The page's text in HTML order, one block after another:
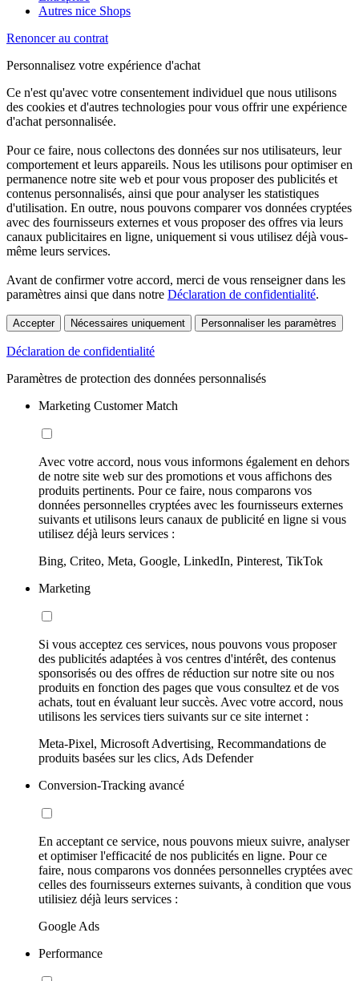
Autres nice Shops
Renoncer au contrat
Personnalisez votre expérience d'achat
Ce n'est qu'avec votre consentement individuel que nous utilisons
des cookies et d'autres technologies pour vous offrir une expérience
d'achat personnalisée.
Pour ce faire, nous collectons des données sur nos utilisateurs, leur
comportement et leurs appareils. Nous les utilisons pour optimiser en
permanence notre site web et pour vous proposer des publicités et
contenus personnalisés, ainsi que pour analyser les statistiques
d'utilisation. En outre, nous pouvons comparer vos données cryptées
avec des fournisseurs externes et vous proposer des offres via leurs
canaux publicitaires en ligne, uniquement si vous utilisez déjà vous-
même leurs services.
Avant de confirmer votre accord, merci de vous renseigner dans les
paramètres ainsi que dans notre Déclaration de confidentialité.
Accepter Nécessaires uniquement Personnaliser les paramètres
Déclaration de confidentialité
Paramètres de protection des données personnalisés
Marketing Customer Match
Avec votre accord, nous vous informons également en dehors
de notre site web sur des promotions et vous affichons des
produits pertinents. Pour ce faire, nous comparons vos
données personnelles cryptées avec les fournisseurs externes
suivants et utilisons leurs canaux de publicité en ligne si vous
utilisez déjà leurs services :
Bing, Criteo, Meta, Google, LinkedIn, Pinterest, TikTok
Marketing
Si vous acceptez ces services, nous pouvons vous proposer
des publicités adaptées à vos centres d'intérêt, des contenus
sponsorisés ou des offres de réduction sur notre site ou nos
produits en fonction des pages que vous consultez et de vos
achats, tout en évaluant leur succès. Avec votre accord, nous
utilisons les services tiers suivants sur ce site internet :
Meta-Pixel, Microsoft Advertising, Recommandations de
produits basées sur les clics, Ads Defender
Conversion-Tracking avancé
En acceptant ce service, nous pouvons mieux suivre, analyser
et optimiser l'efficacité de nos publicités en ligne. Pour ce
faire, nous comparons vos données personnelles cryptées avec
celles des fournisseurs externes suivants, à condition que vous
utilisiez déjà leurs services :
Google Ads
Performance